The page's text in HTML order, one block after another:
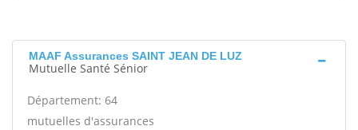
MAAF Assurances SAINT JEAN DE LUZ
Mutuelle Santé Sénior
Département: 64
mutuelles d'assurances